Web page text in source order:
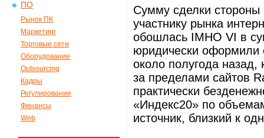
ПО
Рынок ПК
Маркетинг
Торговые сети
Оборудование
Outsourcing
Кадры
Регулирование
Финансы
Web
Сумму сделки стороны
участнику рынка
обошлась IMHO VI в
юридически
около полугода назад,
за пределами сайтов
практически
«Индекс20» по
источник, близкий к